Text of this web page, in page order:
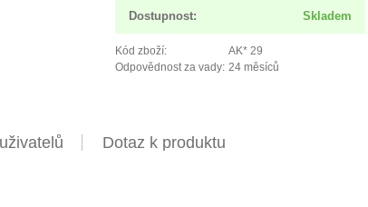
Dostupnost: Skladem
Kód zboží:
AK* 29
Odpovědnost za vady: 24 měsíců
Dotaz k produktu